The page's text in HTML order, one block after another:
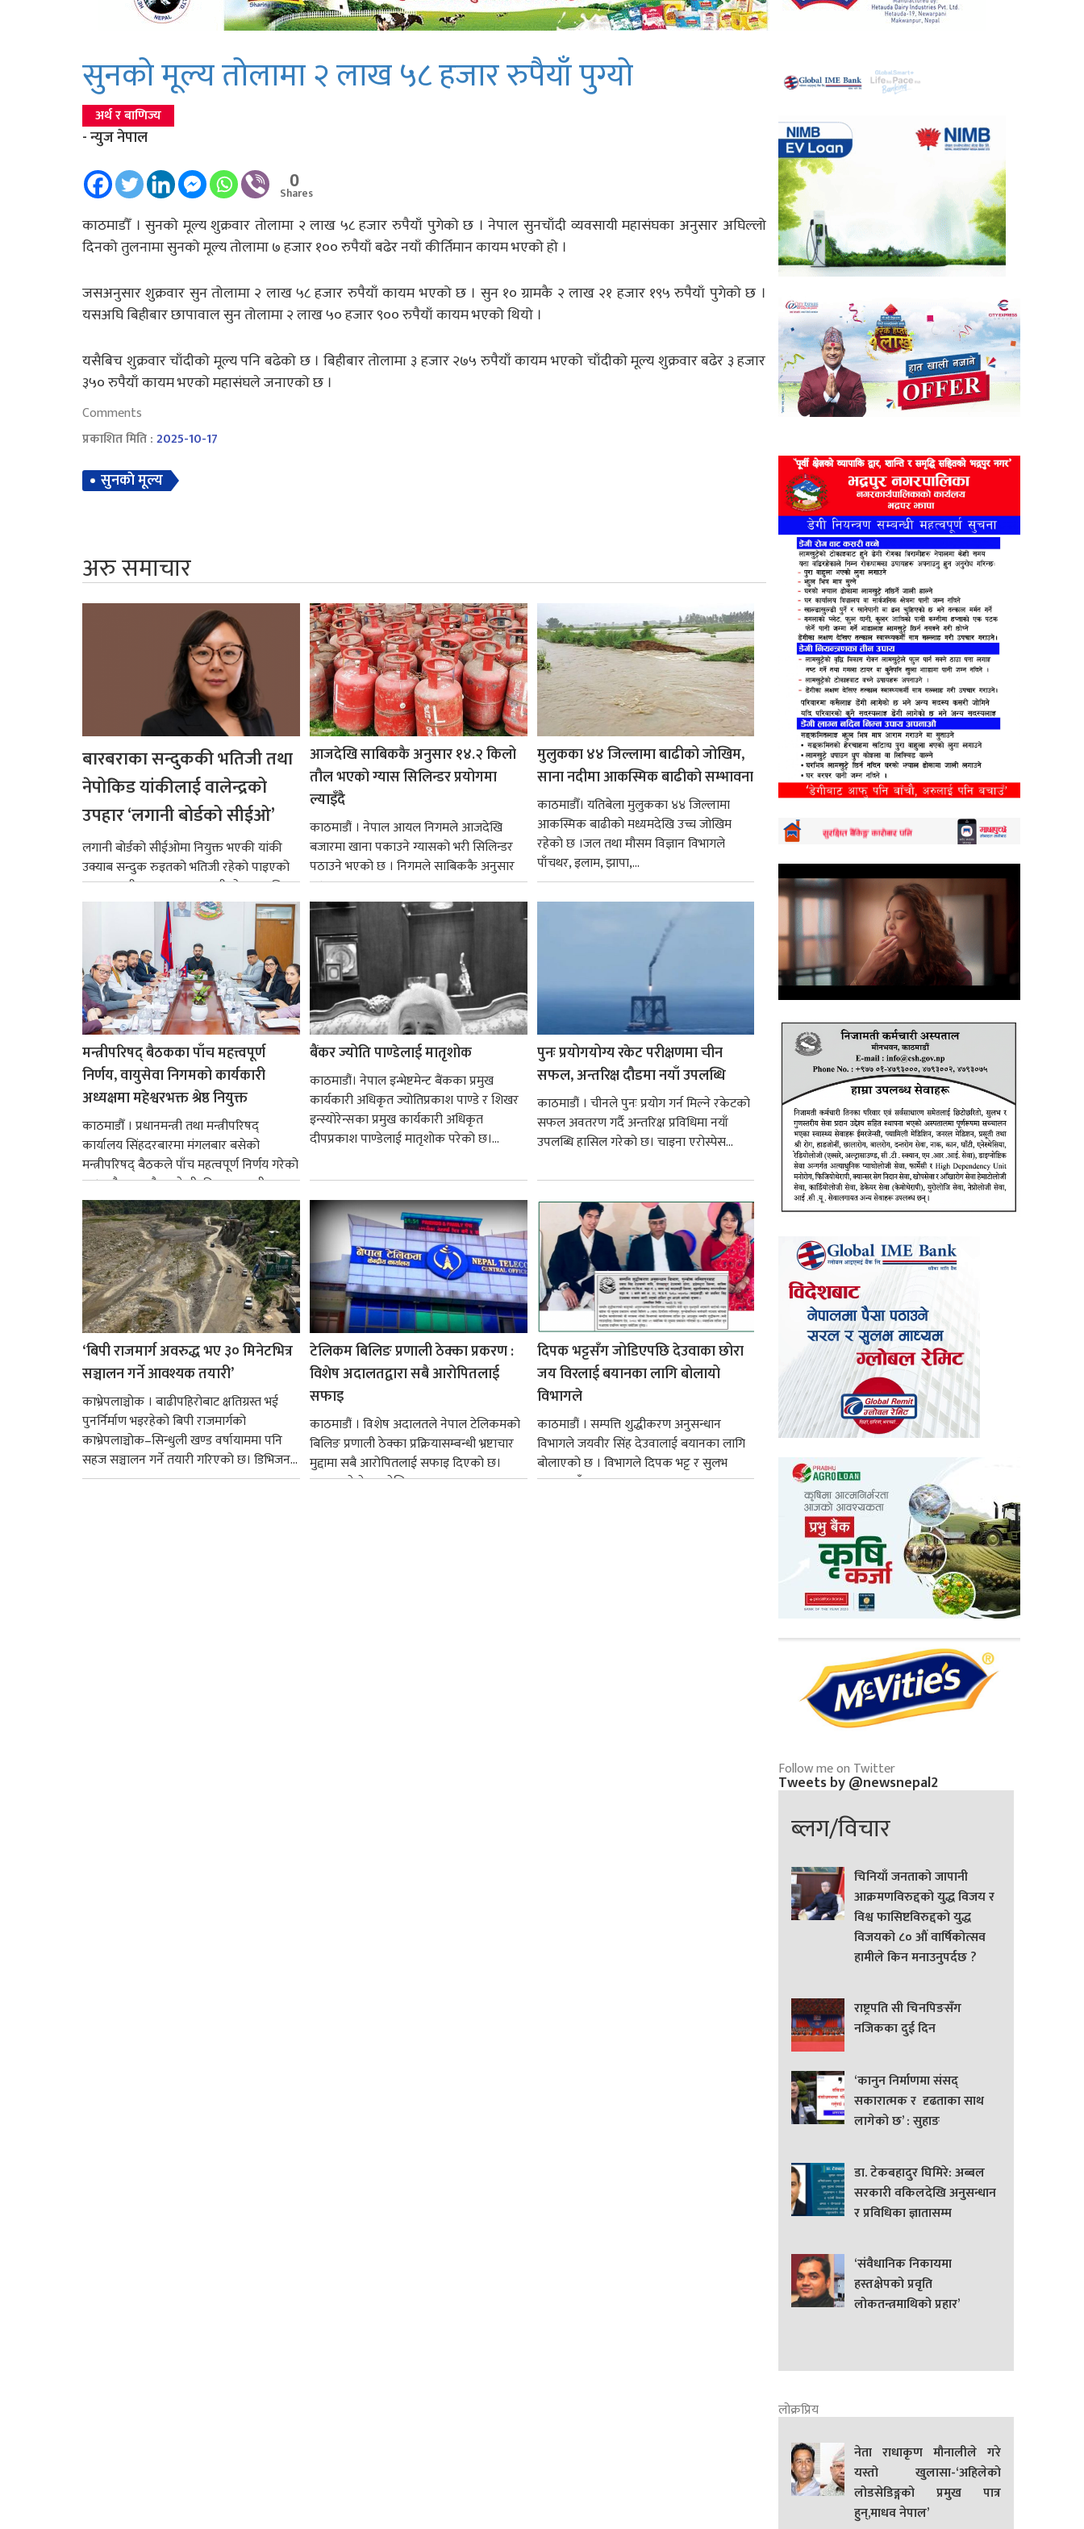
सुनको मूल्य तोलामा २ लाख ५८ हजार रुपैयाँ पुग्यो
अर्थ र बाणिज्य
- न्युज नेपाल
0
Shares
काठमाडौँ । सुनको मूल्य शुक्रवार तोलामा २ लाख ५८ हजार रुपैयाँ पुगेको छ । नेपाल सुनचाँदी व्यवसायी महासंघका अनुसार अघिल्लो
दिनको तुलनामा सुनको मूल्य तोलामा ७ हजार १०० रुपैयाँ बढेर नयाँ कीर्तिमान कायम भएको हो ।
जसअनुसार शुक्रवार सुन तोलामा २ लाख ५८ हजार रुपैयाँ कायम भएको छ । सुन १० ग्रामकै २ लाख २१ हजार १९५ रुपैयाँ पुगेको छ ।
यसअघि बिहीबार छापावाल सुन तोलामा २ लाख ५० हजार ९०० रुपैयाँ कायम भएको थियो ।
यसैबिच शुक्रवार चाँदीको मूल्य पनि बढेको छ । बिहीबार तोलामा ३ हजार २७५ रुपैयाँ कायम भएको चाँदीको मूल्य शुक्रवार बढेर ३ हजार
३५० रुपैयाँ कायम भएको महासंघले जनाएको छ ।
Comments
प्रकाशित मिति :2025-10-17
सुनकाे मूल्य
अरु समाचार
बारबराका सन्दुककी भतिजी तथा
नेपोकिड यांकीलाई वालेन्द्रको
उपहार ‘लगानी बोर्डको सीईओ’
लगानी बोर्डको सीईओमा नियुक्त भएकी यांकी
उक्याब सन्दुक रुइतको भतिजी रहेको पाइएको
छ। तत्कालीन समयमा महाकालीको अञ्चलाधिश
नै बनेका जोन...
आजदेखि साबिककै अनुसार १४.२ किलो
तौल भएको ग्यास सिलिन्डर प्रयोगमा
ल्याइँदै
काठमाडौं । नेपाल आयल निगमले आजदेखि
बजारमा खाना पकाउने ग्यासको भरी सिलिन्डर
पठाउने भएको छ । निगमले साबिककै अनुसार
१४.२...
मुलुकका ४४ जिल्लामा बाढीको जोखिम,
साना नदीमा आकस्मिक बाढीको सम्भावना
काठमाडौँ। यतिबेला मुलुकका ४४ जिल्लामा
आकस्मिक बाढीको मध्यमदेखि उच्च जोखिम
रहेको छ ।जल तथा मौसम विज्ञान विभागले
पाँचथर, इलाम, झापा,...
मन्त्रीपरिषद् बैठकका पाँच महत्त्वपूर्ण
निर्णय, वायुसेवा निगमको कार्यकारी
अध्यक्षमा महेश्वरभक्त श्रेष्ठ नियुक्त
काठमाडौँ । प्रधानमन्त्री तथा मन्त्रीपरिषद्
कार्यालय सिंहदरबारमा मंगलबार बसेको
मन्त्रीपरिषद् बैठकले पाँच महत्वपूर्ण निर्णय गरेको
छ । यसैक्रममा बैडकले बीउबिजनसम्बन्धी...
बैंकर ज्योति पाण्डेलाई मातृशोक
काठमाडौं। नेपाल इन्भेष्टमेन्ट बैंकका प्रमुख
कार्यकारी अधिकृत ज्योतिप्रकाश पाण्डे र शिखर
इन्स्योरेन्सका प्रमुख कार्यकारी अधिकृत
दीपप्रकाश पाण्डेलाई मातृशोक परेको छ।...
पुनः प्रयोगयोग्य रकेट परीक्षणमा चीन
सफल, अन्तरिक्ष दौडमा नयाँ उपलब्धि
काठमाडौं । चीनले पुनः प्रयोग गर्न मिल्ने रकेटको
सफल अवतरण गर्दै अन्तरिक्ष प्रविधिमा नयाँ
उपलब्धि हासिल गरेको छ। चाइना एरोस्पेस...
‘बिपी राजमार्ग अवरुद्ध भए ३० मिनेटभित्र
सञ्चालन गर्ने आवश्यक तयारी’
काभ्रेपलाञ्चोक । बाढीपहिरोबाट क्षतिग्रस्त भई
पुनर्निर्माण भइरहेको बिपी राजमार्गको
काभ्रेपलाञ्चोक–सिन्धुली खण्ड वर्षायाममा पनि
सहज सञ्चालन गर्ने तयारी गरिएको छ। डिभिजन...
टेलिकम बिलिङ प्रणाली ठेक्का प्रकरण :
विशेष अदालतद्वारा सबै आरोपितलाई
सफाइ
काठमाडौं । विशेष अदालतले नेपाल टेलिकमको
बिलिङ प्रणाली ठेक्का प्रक्रियासम्बन्धी भ्रष्टाचार
मुद्दामा सबै आरोपितलाई सफाइ दिएको छ।
अदालतले नेपाल टेलिकमका...
दिपक भट्टसँग जोडिएपछि देउवाका छोरा
जय विरलाई बयानका लागि बोलायो
विभागले
काठमाडौं । सम्पत्ति शुद्धीकरण अनुसन्धान
विभागले जयवीर सिंह देउवालाई बयानका लागि
बोलाएको छ । विभागले दिपक भट्ट र सुलभ
अग्रवालसँग...
Follow me on Twitter
Tweets by @newsnepal2
ब्लग/विचार
चिनियाँ जनताको जापानी
आक्रमणविरुद्दको युद्ध विजय र
विश्व फासिष्टविरुद्दको युद्ध
विजयको ८० औं वार्षिकोत्सव
हामीले किन मनाउनुपर्दछ ?
राष्ट्रपति सी चिनपिङसँग
नजिकका दुई दिन
‘कानुन निर्माणमा संसद्
सकारात्मक र दृढताका साथ
लागेको छ’ : सुहाङ
डा. टेकबहादुर घिमिरे: अब्बल
सरकारी वकिलदेखि अनुसन्धान
र प्रविधिका ज्ञातासम्म
‘संवैधानिक निकायमा
हस्तक्षेपको प्रवृति
लोकतन्त्रमाथिको प्रहार’
लोक्रप्रिय
नेता राधाकृण मौनालीले गरे
यस्तो खुलासा-‘अहिलेको
लोडसेडिङ्गको प्रमुख पात्र
हुन्,माधव नेपाल’